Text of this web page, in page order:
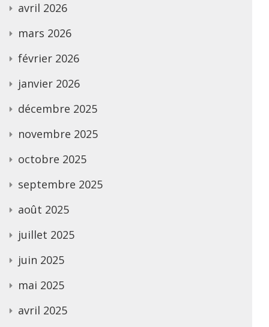
avril 2026
mars 2026
février 2026
janvier 2026
décembre 2025
novembre 2025
octobre 2025
septembre 2025
août 2025
juillet 2025
juin 2025
mai 2025
avril 2025